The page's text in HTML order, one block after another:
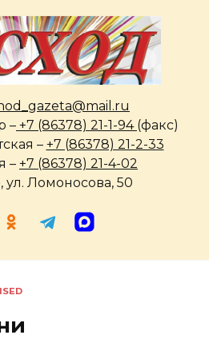
– +7 (86378) 21-1-94 (факс)
– +7 (86378) 21-2-33
– +7 (86378) 21-4-02
ул. Ломоносова, 50